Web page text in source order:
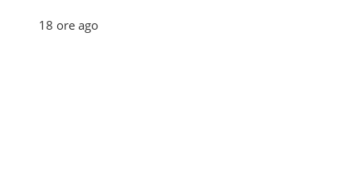
18 ore ago